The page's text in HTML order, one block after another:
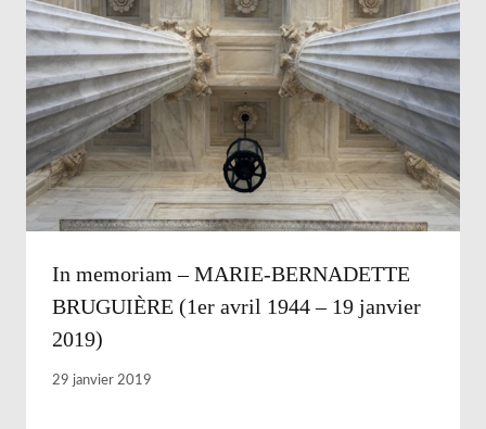
In memoriam – MARIE-BERNADETTE
BRUGUIÈRE (1er avril 1944 – 19 janvier
2019)
29 janvier 2019